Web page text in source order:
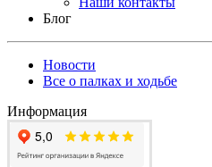
Блог
Новости
Все о палках и ходьбе
Информация